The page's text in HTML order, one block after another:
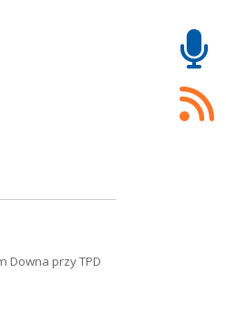
Downa przy TPD